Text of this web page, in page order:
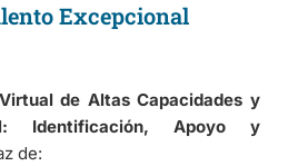
Excepcional
de Altas Capacidades y
Identificación, Apoyo y
de: